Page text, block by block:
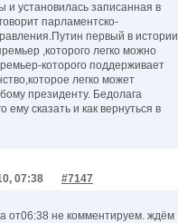
и установилась записанная в
парламентско-
первый в истории
,которого легко можно
которого поддерживает
легко может
президенту. Бедолага
ему сказать и как вернуться в
07:38 #7147
от06:38 не комментируем. ждём